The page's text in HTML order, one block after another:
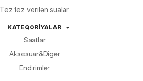
Tez tez verilən sualar
KATEQORİYALAR
Saatlar
Aksesuar&Digər
Endirimlər